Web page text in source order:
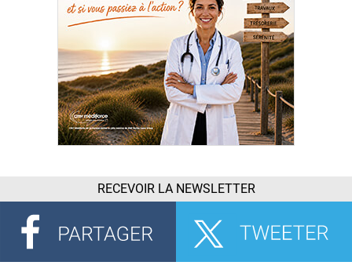
RECEVOIR LA NEWSLETTER